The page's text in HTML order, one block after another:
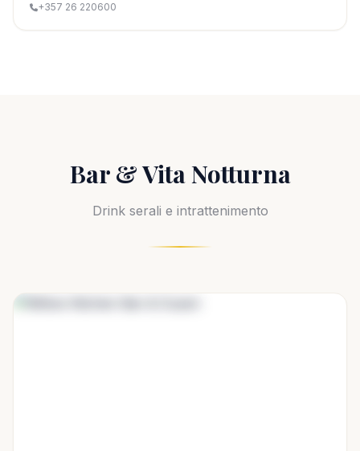
+357 26 220600
Bar & Vita Notturna
Drink serali e intrattenimento